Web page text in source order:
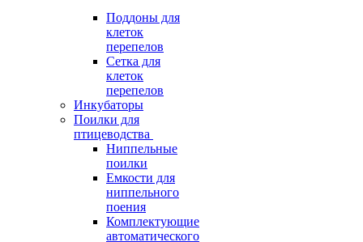
Поддоны для
клеток
перепелов
Сетка для
клеток
перепелов
Инкубаторы
Поилки для
птицеводства
Ниппельные
поилки
Емкости для
ниппельного
поения
Комплектующие
автоматического